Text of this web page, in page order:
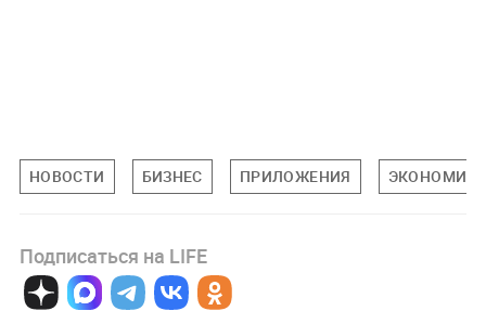
НОВОСТИ БИЗНЕС ПРИЛОЖЕНИЯ
Подписаться на LIFE